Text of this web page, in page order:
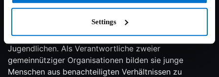
Settings
Seit 20 Jahren leben Bruno und Malik in einer eigenen
Welt - zusammen mit autistischen Kindern und
Jugendlichen. Als Verantwortliche zweier
gemeinnütziger Organisationen bilden sie junge
Menschen aus benachteiligten Verhältnissen zu